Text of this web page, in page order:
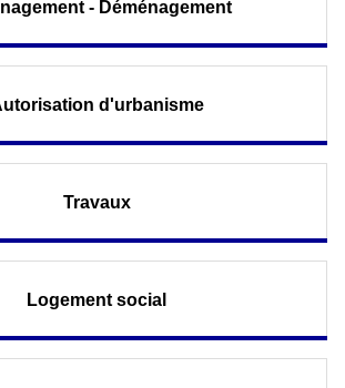
- Déménagement
d'urbanisme
Travaux
Logement social